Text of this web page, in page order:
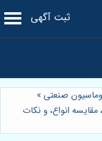
ثبت آگهی
صنعتی »
انواع، و نکات